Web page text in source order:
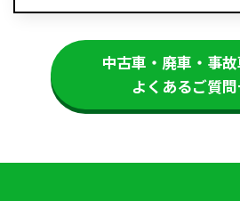
中古車・廃車・事
よくあるご質